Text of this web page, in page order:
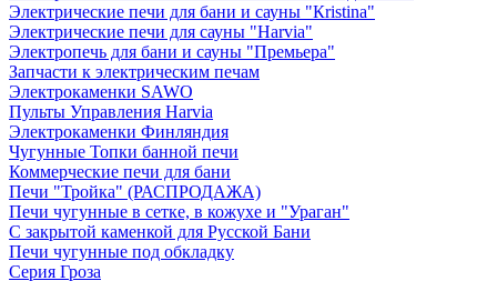
Электрические печи для бани и сауны "Кristina"
Электрические печи для сауны "Harvia"
Электропечь для бани и сауны "Премьера"
Запчасти к электрическим печам
Электрокаменки SAWO
Пульты Управления Harvia
Электрокаменки Финляндия
Чугунные Топки банной печи
Коммерческие печи для бани
Печи "Тройка" (РАСПРОДАЖА)
Печи чугунные в сетке, в кожухе и "Ураган"
С закрытой каменкой для Русской Бани
Печи чугунные под обкладку
Серия Гроза